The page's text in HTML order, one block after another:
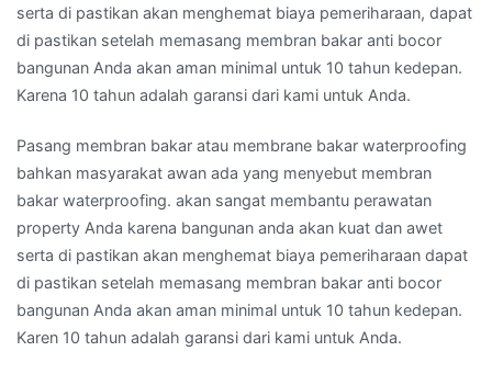
serta di pastikan akan menghemat biaya pemeriharaan, dapat
di pastikan setelah memasang membran bakar anti bocor
bangunan Anda akan aman minimal untuk 10 tahun kedepan.
Karena 10 tahun adalah garansi dari kami untuk Anda.
Pasang membran bakar atau membrane bakar waterproofing
bahkan masyarakat awan ada yang menyebut membran
bakar waterproofing. akan sangat membantu perawatan
property Anda karena bangunan anda akan kuat dan awet
serta di pastikan akan menghemat biaya pemeriharaan dapat
di pastikan setelah memasang membran bakar anti bocor
bangunan Anda akan aman minimal untuk 10 tahun kedepan.
Karen 10 tahun adalah garansi dari kami untuk Anda.